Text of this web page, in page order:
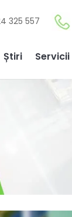
325 557
Știri Servicii